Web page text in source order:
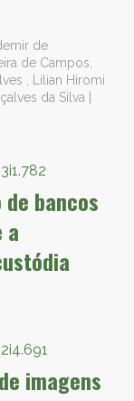
de
de Campos,
, Lilian Hiromi
da Silva
bancos
a
imagens